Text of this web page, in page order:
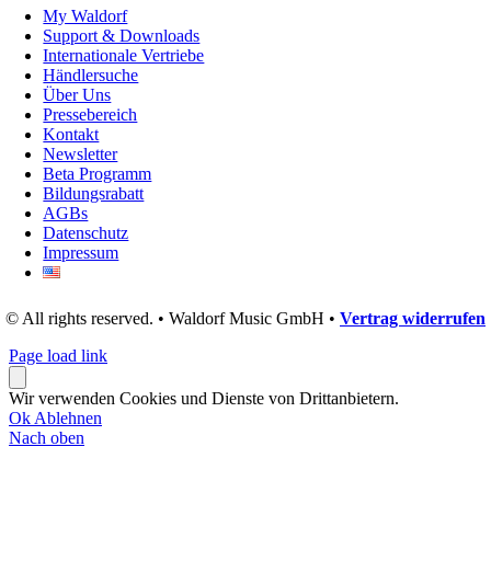
My Waldorf
Support & Downloads
Internationale Vertriebe
Händlersuche
Über Uns
Pressebereich
Kontakt
Newsletter
Beta Programm
Bildungsrabatt
AGBs
Datenschutz
Impressum
© All rights reserved. • Waldorf Music GmbH • Vertrag widerrufen
Page load link
Wir verwenden Cookies und Dienste von Drittanbietern.
Ok Ablehnen
Nach oben